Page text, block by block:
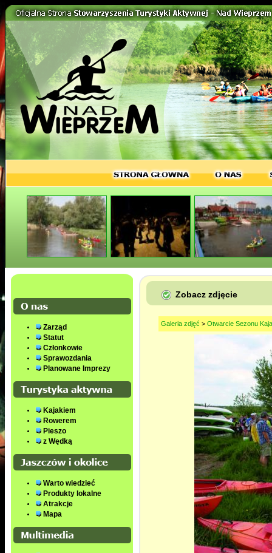
Zarząd
Statut
Członkowie
Sprawozdania
Planowane Imprezy
Kajakiem
Rowerem
Pieszo
z Wędką
Warto wiedzieć
Produkty lokalne
Atrakcje
Mapa
Zobacz zdjęcie
Galeria zdjęć > Otwarcie Sezonu